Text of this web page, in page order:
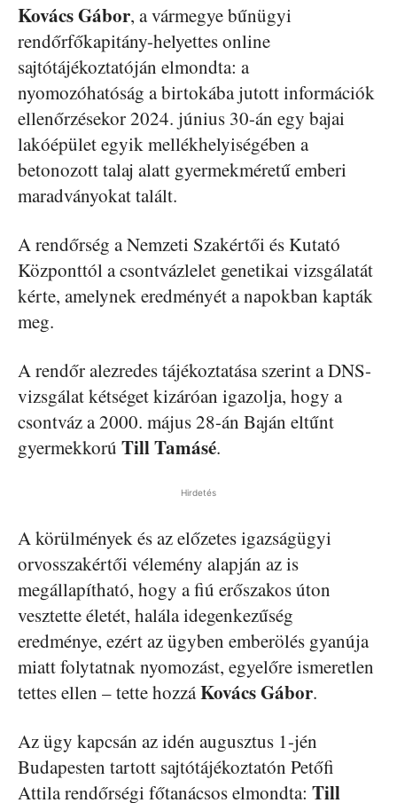
Kovács Gábor, a vármegye bűnügyi
rendőrfőkapitány-helyettes online
sajtótájékoztatóján elmondta: a
nyomozóhatóság a birtokába jutott információk
ellenőrzésekor 2024. június 30-án egy bajai
lakóépület egyik mellékhelyiségében a
betonozott talaj alatt gyermekméretű emberi
maradványokat talált.
A rendőrség a Nemzeti Szakértői és Kutató
Központtól a csontvázlelet genetikai vizsgálatát
kérte, amelynek eredményét a napokban kapták
meg.
A rendőr alezredes tájékoztatása szerint a DNS-
vizsgálat kétséget kizáróan igazolja, hogy a
csontváz a 2000. május 28-án Baján eltűnt
gyermekkorú Till Tamásé.
Hirdetés
A körülmények és az előzetes igazságügyi
orvosszakértői vélemény alapján az is
megállapítható, hogy a fiú erőszakos úton
vesztette életét, halála idegenkezűség
eredménye, ezért az ügyben emberölés gyanúja
miatt folytatnak nyomozást, egyelőre ismeretlen
tettes ellen – tette hozzáKovács Gábor.
Az ügy kapcsán az idén augusztus 1-jén
Budapesten tartott sajtótájékoztatón Petőfi
Attila rendőrségi főtanácsos elmondta: Till